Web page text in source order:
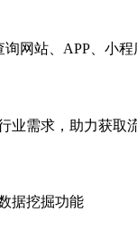
网站、APP、小
业需求，助力获取
据挖掘功能